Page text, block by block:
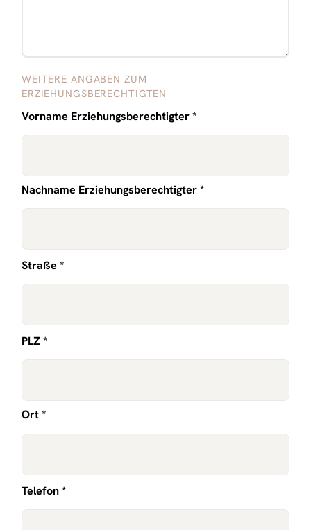
WEITERE ANGABEN ZUM
ERZIEHUNGSBERECHTIGTEN
Vorname Erziehungsberechtigter *
Nachname Erziehungsberechtigter *
Straße *
PLZ *
Ort *
Telefon *